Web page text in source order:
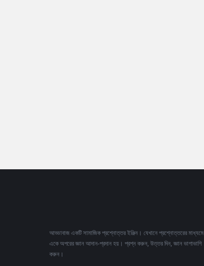
আড্ডাবাজ একটি সামাজিক প্রশ্নোত্তর ইঞ্জিন। যেখানে প্রশ্নোত্তরের মাধ্যমে
একে অপরের জ্ঞান আদান-প্রদান হয়। প্রশ্ন করুন, উত্তর দিন, জ্ঞান ভাগাভাগি
করুন।